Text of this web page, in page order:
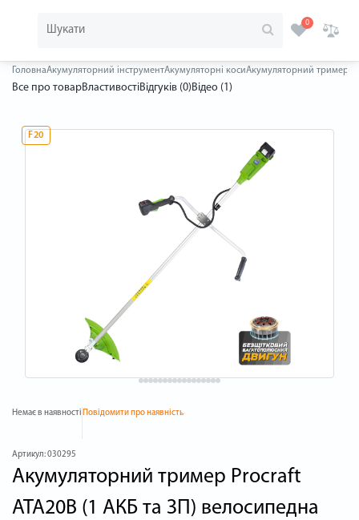
0
ГоловнаАкумуляторний інструментАкумуляторні косиАкумуляторний тример
Все про товарВластивостіВідгуків (0)Відео (1)
F20
Немає в наявності Повідомити про наявність
Артикул:030295
Акумуляторний тример Procraft
ATA20B (1 АКБ та ЗП) велосипедна